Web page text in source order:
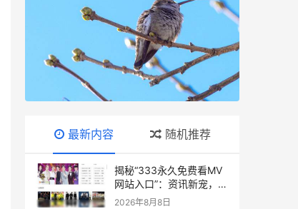
最新内容 随机推荐
揭秘“333永久免费看MV
网站入口”：资讯新宠，你
了解多少？
2026年8月8日